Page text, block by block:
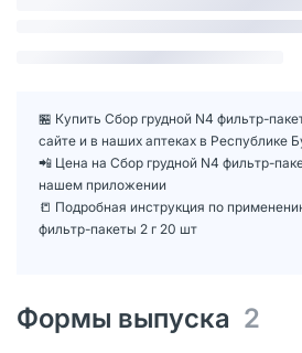
🏪 Купить Сбор грудной N4 фильтр-
сайте и в наших аптеках в Республике
📲 Цена на Сбор грудной N4 фильтр-
нашем приложении
📒 Подробная инструкция по
фильтр-пакеты 2 г 20 шт
Формы выпуска 2